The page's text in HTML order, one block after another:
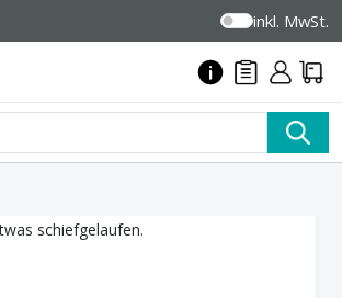
inkl. MwSt.